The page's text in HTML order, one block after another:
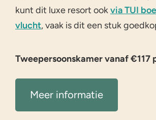
kunt dit luxe resort ookvia TUI
vlucht, vaak is dit een stuk
Tweepersoonskamer vanaf €117
Meer informatie